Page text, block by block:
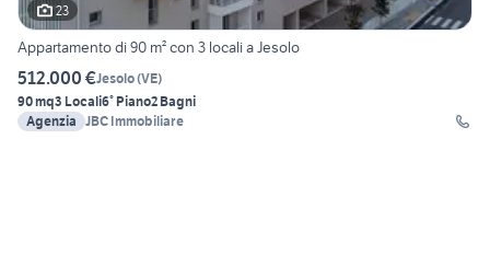
23
Appartamento di 90 m² con 3 locali a Jesolo
512.000 €Jesolo(VE)
90 mq3 Locali6° Piano2 Bagni
Agenzia JBC Immobiliare